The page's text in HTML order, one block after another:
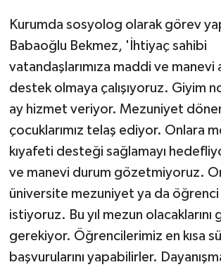
Kurumda sosyolog olarak görev
Babaoğlu Bekmez, 'İhtiyaç sahibi
vatandaşlarımıza maddi ve manevi
destek olmaya çalışıyoruz. Giyim
ay hizmet veriyor. Mezuniyet
çocuklarımız telaş ediyor. Onlara
kıyafeti desteği sağlamayı
ve manevi durum gözetmiyoruz.
üniversite mezuniyet ya da
istiyoruz. Bu yıl mezun olacaklarını
gerekiyor. Öğrencilerimiz en kısa
başvurularını yapabilirler.